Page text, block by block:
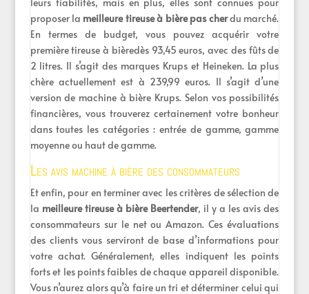
proposer la meilleure tireuse à bière pas cherdu marché.
En termes de budget, vous pouvez acquérir votre
première tireuse à bièredès 93,45 euros, avec des fûts de
2 litres. Il s’agit des marques Krups et Heineken. La plus
chère actuellement est à 239,99 euros. Il s’agit d’une
version de machine à bière Krups. Selon vos possibilités
financières, vous trouverez certainement votre bonheur
dans toutes les catégories : entrée de gamme, gamme
moyenne ou haut de gamme.
Les avis machine à bière des consommateurs
Et enfin, pour en terminer avec les critères de sélection de
la meilleure tireuse à bière Beertender, il y a les avis des
consommateurs sur le net ou Amazon. Ces évaluations
des clients vous serviront de base d’informations pour
votre achat. Généralement, elles indiquent les points
forts et les points faibles de chaque appareil disponible.
Vous n’aurez alors qu’à faire un tri et déterminer celui qui